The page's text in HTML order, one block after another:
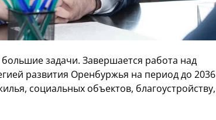
задачи. Завершается работа над
развития Оренбуржья на период до 2036
социальных объектов, благоустройству,